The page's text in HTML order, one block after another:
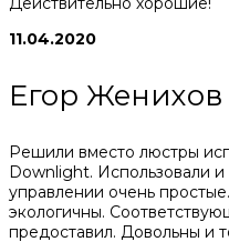
11.04.2020
Егор Женихов
Решили вместо люстры
Downlight. Использовали
управлении очень
экологичны.
предоставил. Довольны и